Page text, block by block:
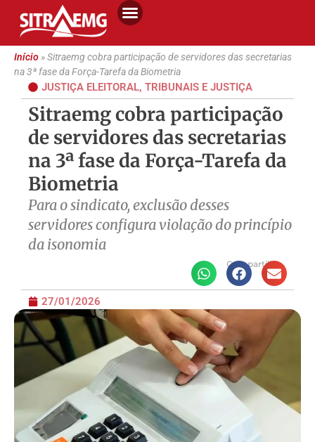
Início»Sitraemg cobra participação de servidores das secretarias
na 3ª fase da Força-Tarefa da Biometria
JUSTIÇA ELEITORAL, TRIBUNAIS E JUSTIÇA
Sitraemg cobra participação
de servidores das secretarias
na 3ª fase da Força-Tarefa da
Biometria
Para o sindicato, exclusão desses
servidores configura violação do princípio
da isonomia
Compartilhe
27/01/2026